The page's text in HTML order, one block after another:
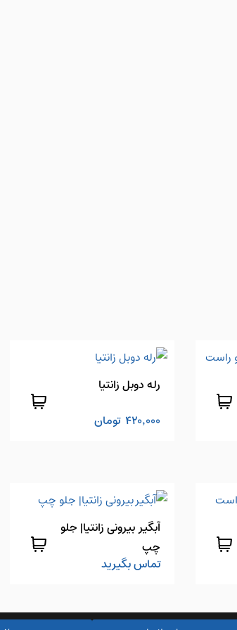
رله دوبل زانتیا
420,000 تومان
آبگیر بیرونی زانتیا| جلو
چپ
تماس بگیرید